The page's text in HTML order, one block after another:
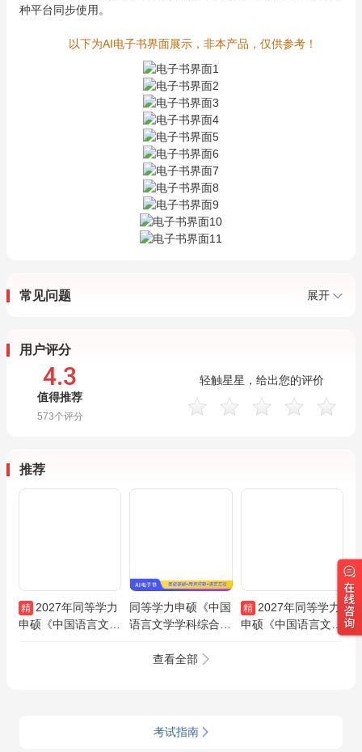
种平台同步使用。
以下为AI电子书界面展示，非本产品，仅供参考！
常见问题 展开
用户评分
4.3
值得推荐
573个评分
轻触星星，给出您的评价
推荐
精 2027年同等学力
申硕《中国语言文学
同等学力申硕《中国
语言文学学科综合水
精 2027年同等学力
申硕《中国语言文学
学科综合水平考试》
查看全部
考试指南